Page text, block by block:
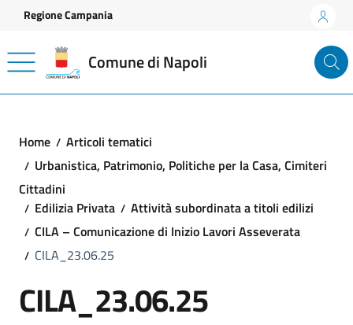
Vai ai contenuti
Vai al footer
Regione Campania
Comune di Napoli
Home
Articoli tematici
Urbanistica, Patrimonio, Politiche per la Casa, Cimiteri
Cittadini
Edilizia Privata
Attività subordinata a titoli edilizi
CILA – Comunicazione di Inizio Lavori Asseverata
CILA_23.06.25
CILA_23.06.25